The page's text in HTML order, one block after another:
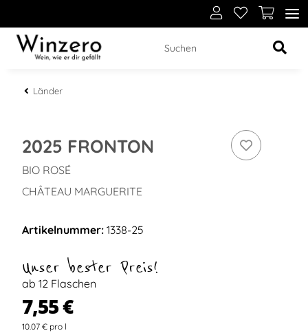
Länder
2025 FRONTON
BIO ROSÉ
CHÂTEAU MARGUERITE
Artikelnummer: 1338-25
Unser bester Preis!
ab 12 Flaschen
7,55 €
10.07 € pro l